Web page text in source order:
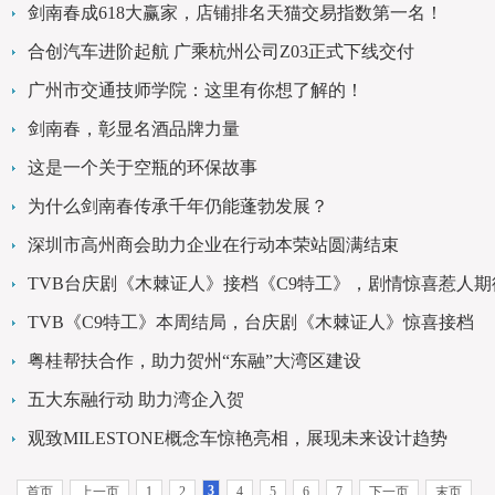
剑南春成618大赢家，店铺排名天猫交易指数第一名！
合创汽车进阶起航 广乘杭州公司Z03正式下线交付
广州市交通技师学院：这里有你想了解的！
剑南春，彰显名酒品牌力量
这是一个关于空瓶的环保故事
为什么剑南春传承千年仍能蓬勃发展？
深圳市高州商会助力企业在行动本荣站圆满结束
TVB台庆剧《木棘证人》接档《C9特工》，剧情惊喜惹人期
TVB《C9特工》本周结局，台庆剧《木棘证人》惊喜接档
粤桂帮扶合作，助力贺州“东融”大湾区建设
五大东融行动 助力湾企入贺
观致MILESTONE概念车惊艳亮相，展现未来设计趋势
首页 上一页 1 2 3 4 5 6 7 下一页 末页